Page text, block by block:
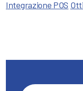
Integrazione POS